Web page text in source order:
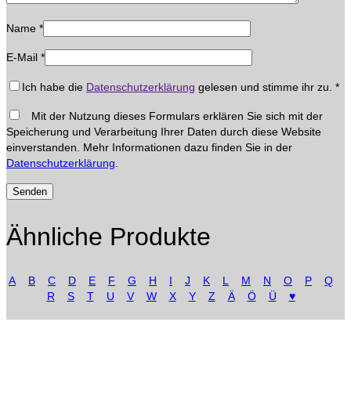
Name *
E-Mail *
Ich habe die Datenschutzerklärung gelesen und stimme ihr zu. *
Mit der Nutzung dieses Formulars erklären Sie sich mit der
Speicherung und Verarbeitung Ihrer Daten durch diese Website
einverstanden. Mehr Informationen dazu finden Sie in der
Datenschutzerklärung
Ähnliche Produkte
A B C D E F G H I J K L M N O P
Q
R
S T U V W X Y Z Ä Ö Ü ♥